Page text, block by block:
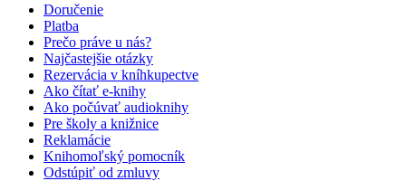
Doručenie
Platba
Prečo práve u nás?
Najčastejšie otázky
Rezervácia v kníhkupectve
Ako čítať e-knihy
Ako počúvať audioknihy
Pre školy a knižnice
Reklamácie
Knihomoľský pomocník
Odstúpiť od zmluvy